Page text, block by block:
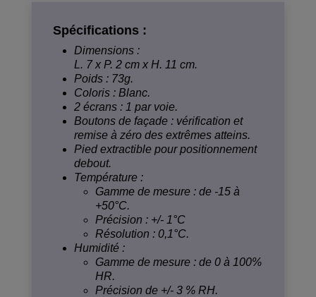
Spécifications :
Dimensions :
L. 7 x P. 2 cm x H. 11 cm.
Poids : 73g.
Coloris : Blanc.
2 écrans : 1 par voie.
Boutons de façade : vérification et
remise à zéro des extrêmes atteins.
Pied extractible pour positionnement
debout.
Température :
Gamme de mesure : de -15 à
+50°C.
Précision : +/- 1°C
Résolution : 0,1°C.
Humidité :
Gamme de mesure : de 0 à 100%
HR.
Précision de +/- 3 % RH.